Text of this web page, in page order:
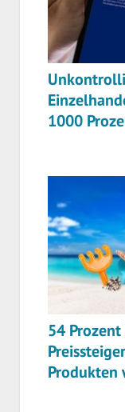
1000
54
Produkten